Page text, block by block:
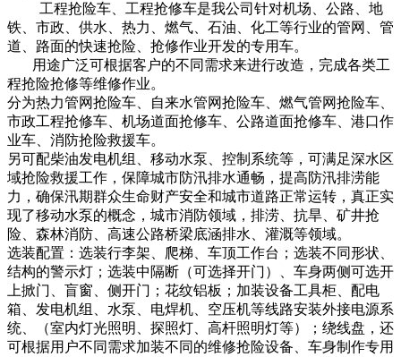
工程抢险车、工程抢修车是我公司针对机场、公路、地
铁、市政、供水、热力、燃气、石油、化工等行业的管网、管
道、路面的快速抢险、抢修作业开发的专用车。
用途广泛可根据客户的不同需求来进行改造，完成各类工
程抢险抢修等维修作业。
分为热力管网抢险车、自来水管网抢险车、燃气管网抢险车、
市政工程抢修车、机场道面抢修车、公路道面抢修车、港口作
业车、消防抢险救援车。
另可配柴油发电机组、移动水泵、控制系统等，可满足深水区
域抢险救援工作，保障城市防汛排水通畅，提高防汛排涝能
力，确保汛期群众生命财产安全和城市道路正常运转，真正实
现了移动水泵的概念，城市消防领域，排涝、抗旱、矿井抢
险、森林消防、高速公路桥梁底涵排水、灌溉等领域。
选装配置：选装行李架、爬梯、车顶工作台；选装不同形状、
结构的警示灯；选装中隔断（可选择开门）、车身两侧可选开
上掀门、盲窗、侧开门；花纹铝板；加装设备工具柜、配电
箱、发电机组、水泵、电焊机、空压机等线路安装外接电源系
统、（室内灯光照明、探照灯、高杆照明灯等）；绕线盘，还
可根据用户不同需求加装不同的维修抢险设备、车身制作专用